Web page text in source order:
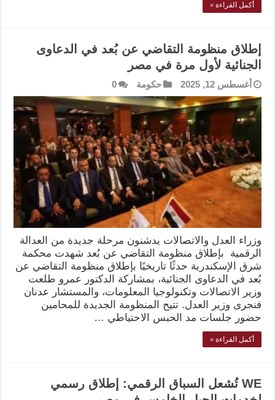
أكمل القراءة »
إطلاق منظومة التقاضي عن بُعد في الدعاوى
الجنائية لأول مرة في مصر
أغسطس 12, 2025 حكومة 0
وزراء العدل والاتصالات يدشنون مرحلة جديدة من العدالة
الرقمية بإطلاق منظومة التقاضي عن بُعد شهدت محكمة
شرق الإسكندرية حدثًا تاريخيًا بإطلاق منظومة التقاضي عن
بُعد في الدعاوى الجنائية، بمشاركة الدكتور عمرو طلعت
وزير الاتصالات وتكنولوجيا المعلومات، والمستشار عدنان
فنجرى وزير العدل. تتيح المنظومة الجديدة للمحامين
حضور جلسات مد الحبس الاحتياطي …
أكمل القراءة »
WE تُشعل السباق الرقمي: إطلاق رسمي